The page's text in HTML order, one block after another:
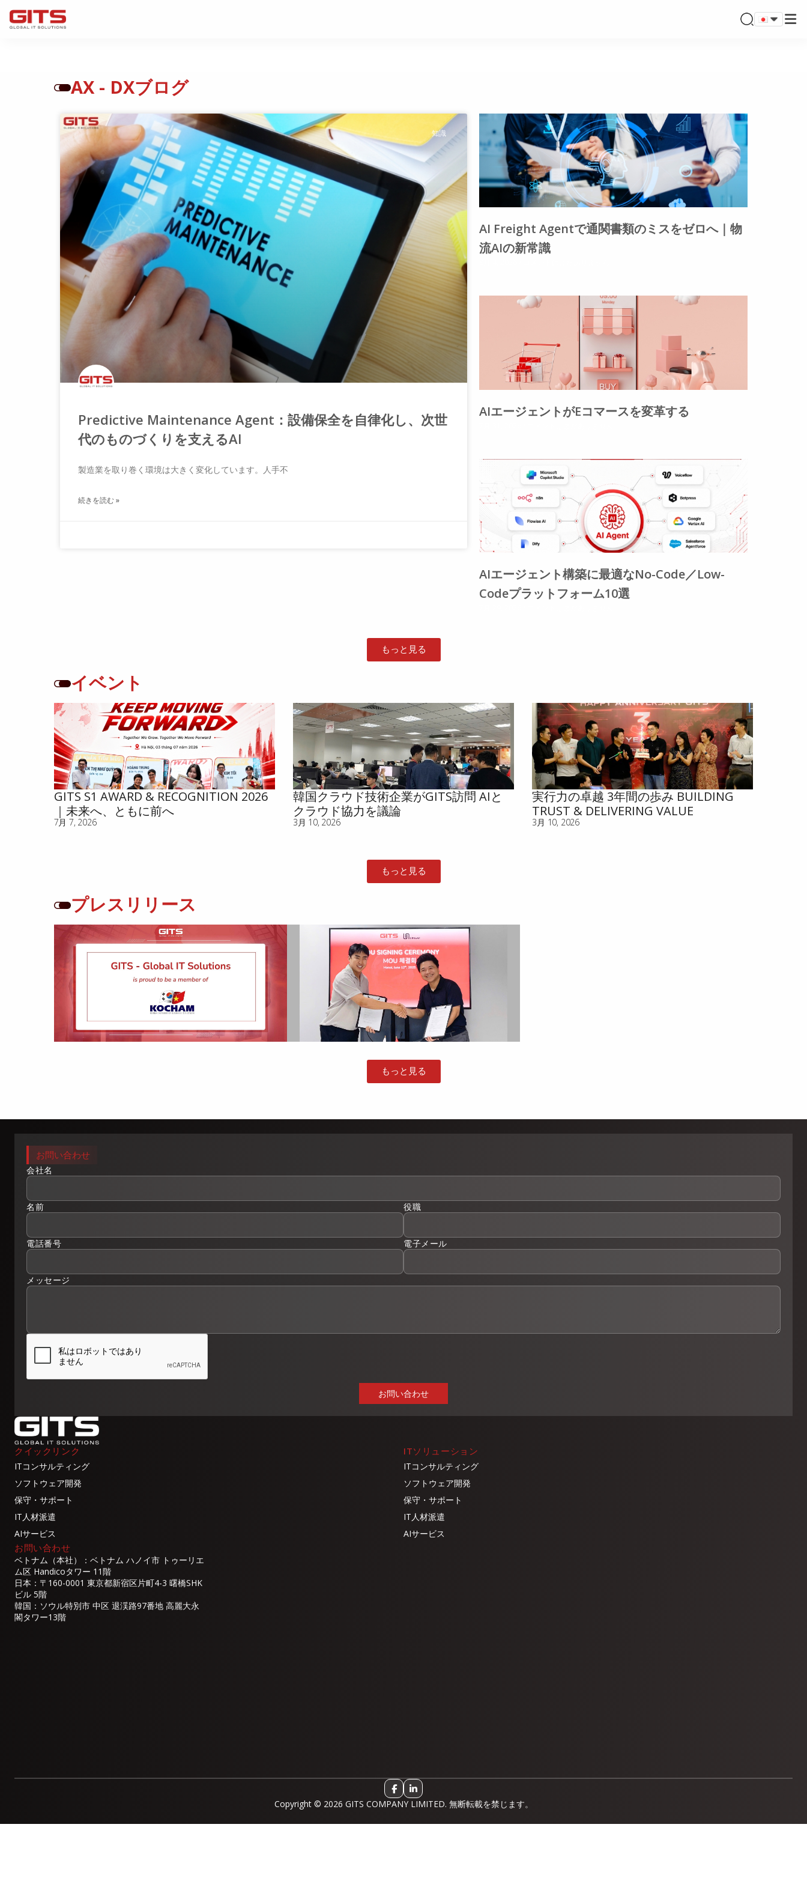
AX - DXブログ
知識
Predictive Maintenance Agent：設備保全を自律化し、次世
代のものづくりを支えるAI
製造業を取り巻く環境は大きく変化しています。人手不
続きを読む »
AI Freight Agentで通関書類のミスをゼロへ｜物
流AIの新常識
AIエージェントがEコマースを変革する
AIエージェント構築に最適なNo-Code／Low-
Codeプラットフォーム10選
もっと見る
イベント
GITS S1 AWARD & RECOGNITION 2026
｜未来へ、ともに前へ
7月 7, 2026
韓国クラウド技術企業がGITS訪問 AIと
クラウド協力を議論
3月 10, 2026
実行力の卓越 3年間の歩み BUILDING
TRUST & DELIVERING VALUE
3月 10, 2026
もっと見る
プレスリリース
もっと見る
お問い合わせ
会社名
名前 役職
電話番号 電子メール
メッセージ
クイックリンク
ITコンサルティング
ソフトウェア開発
保守・サポート
IT人材派遣
AIサービス
ITソリューション
ITコンサルティング
ソフトウェア開発
保守・サポート
IT人材派遣
AIサービス
お問い合わせ
ベトナム（本社）：ベトナム ハノイ市 トゥーリエ
ム区 Handicoタワー 11階
日本：〒160-0001 東京都新宿区片町4-3 曙橋SHK
ビル 5階
韓国：ソウル特別市 中区 退渓路97番地 高麗大永
閣タワー13階
Copyright © 2026 GITS COMPANY LIMITED. 無断転載を禁じます。